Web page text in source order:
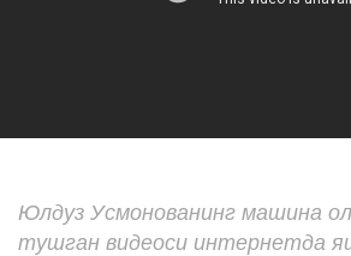
Реклама
Юлдуз Усмонованинг машина
тушган видеоси интернетда